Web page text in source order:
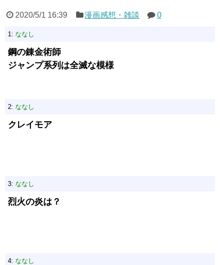
2020/5/1 16:39 漫画感想・雑談 0
1: ななし
鋼の錬金術師
ジャンプ系列は全滅な模様
2: ななし
クレイモア
3: ななし
烈火の炎は？
4: ななし